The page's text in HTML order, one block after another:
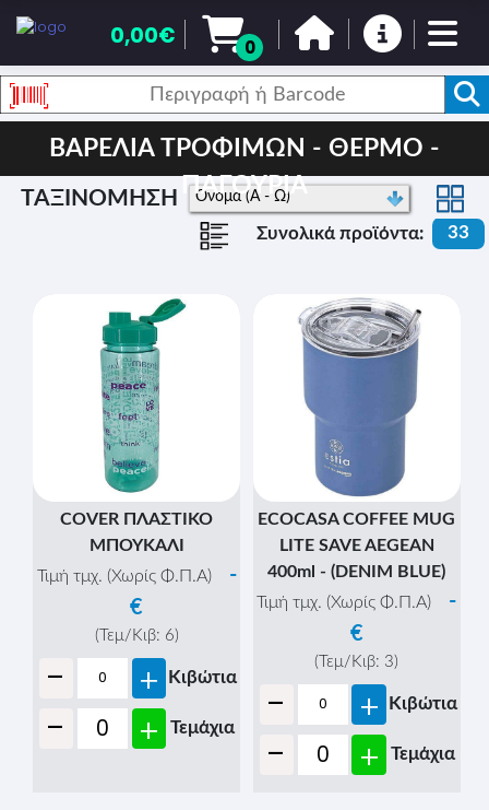
0,00€ 0
ΒΑΡΕΛΙΑ ΤΡΟΦΙΜΩΝ - ΘΕΡΜΟ -
ΠΑΓΟΥΡΙΑ
ΤΑΞΙΝΟΜΗΣΗ
Συνολικά προϊόντα: 33
COVER ΠΛΑΣΤΙΚΟ
ΜΠΟΥΚΑΛΙ
Τιμή τμχ. (Χωρίς Φ.Π.Α)
-
€
(Τεμ/Κιβ: 6)
- + Κιβώτια
- + Τεμάχια
ECOCASA COFFEE MUG
LITE SAVE AEGEAN
400ml - (DENIM BLUE)
Τιμή τμχ. (Χωρίς Φ.Π.Α)
-
€
(Τεμ/Κιβ: 3)
- + Κιβώτια
- + Τεμάχια